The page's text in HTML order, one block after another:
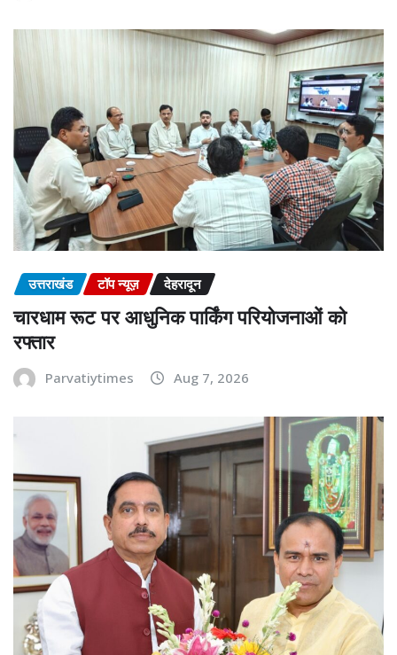
उत्तराखंड टॉप न्यूज़ देहरादून
चारधाम रूट पर आधुनिक पार्किंग परियोजनाओं को
रफ्तार
Parvatiytimes Aug 7, 2026